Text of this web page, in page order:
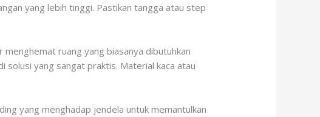
yang lebih tinggi. Pastikan tangga atau step
ruang yang biasanya dibutuhkan
yang sangat praktis. Material kaca atau
yang menghadap jendela untuk memantulkan